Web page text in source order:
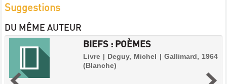
Suggestions
DU MÊME AUTEUR
BIEFS : POÈMES
Livre | Deguy, Michel | Gallimard, 1964
(Blanche)